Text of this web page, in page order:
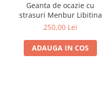
Geanta de ocazie cu
strasuri Menbur Libitina
85673
250,00 Lei
ADAUGA IN COS